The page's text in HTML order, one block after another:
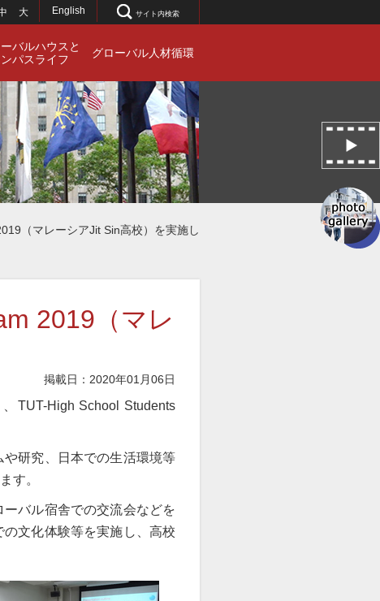
大 English サイト内検索
バルハウスと
パスライフ
グローバル人材循環
（マレーシアJit Sin高校）を実施し
2019（マレ
掲載日：2020年01月06日
TUT-High School Students
研究、日本での生活環境等
す。
バル宿舎での交流会などを
文化体験等を実施し、高校